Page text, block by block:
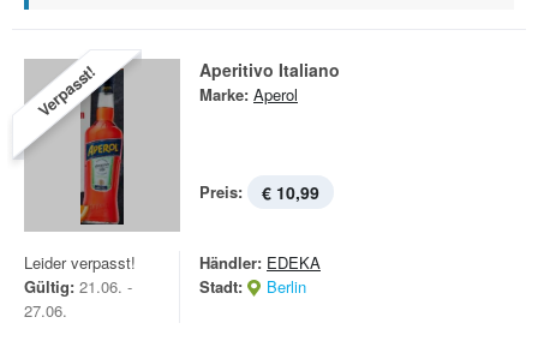
Verpasst! Aperitivo Italiano
Marke: Aperol
Preis: € 10,99
Leider verpasst!
Gültig: 21.06. -
27.06.
Händler: EDEKA
Stadt:
Berlin